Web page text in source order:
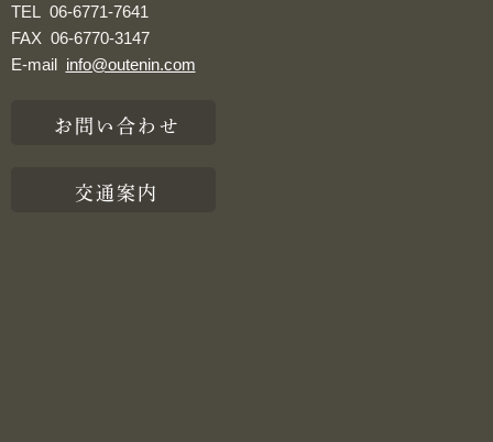
TEL 06-6771-7641
FAX 06-6770-3147
E-mail info@outenin.com
お問い合わせ
交通案内